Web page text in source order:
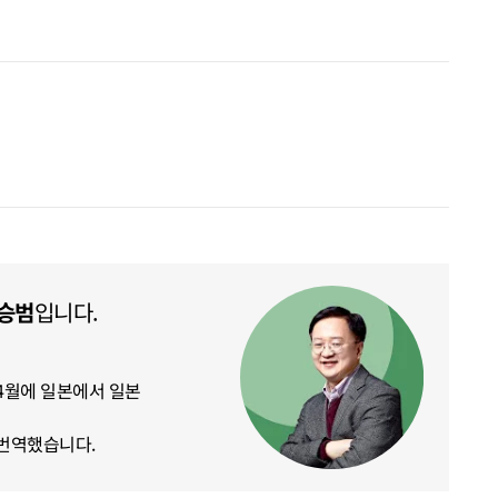
범입니다.
에 일본에서 일본
역했습니다.